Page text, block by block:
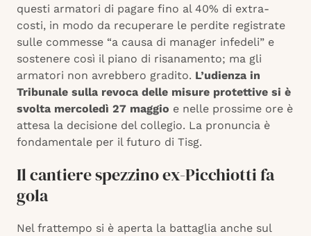
questi armatori di pagare fino al 40% di extra-
costi, in modo da recuperare le perdite registrate
sulle commesse “a causa di manager infedeli” e
sostenere così il piano di risanamento; ma gli
armatori non avrebbero gradito. L’udienza in
Tribunale sulla revoca delle misure protettive si è
svolta mercoledì 27 maggio e nelle prossime ore è
attesa la decisione del collegio. La pronuncia è
fondamentale per il futuro di Tisg.
Il cantiere spezzino ex-Picchiotti fa
gola
Nel frattempo si è aperta la battaglia anche sul